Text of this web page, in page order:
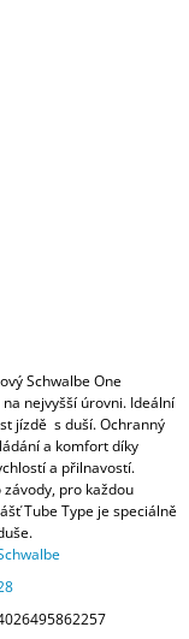
Schwalbe One
nejvyšší úrovni. Ideální
jízdě s duší. Ochranný
a komfort díky
a přilnavostí.
pro každou
Tube Type je speciálně